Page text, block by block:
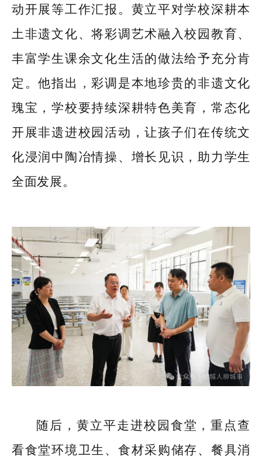
动开展等工作汇报。黄立平对学校深耕本
土非遗文化、将彩调艺术融入校园教育、
丰富学生课余文化生活的做法给予充分肯
定。他指出，彩调是本地珍贵的非遗文化
瑰宝，学校要持续深耕特色美育，常态化
开展非遗进校园活动，让孩子们在传统文
化浸润中陶冶情操、增长见识，助力学生
全面发展。
随后，黄立平走进校园食堂，重点查
看食堂环境卫生、食材采购储存、餐具消